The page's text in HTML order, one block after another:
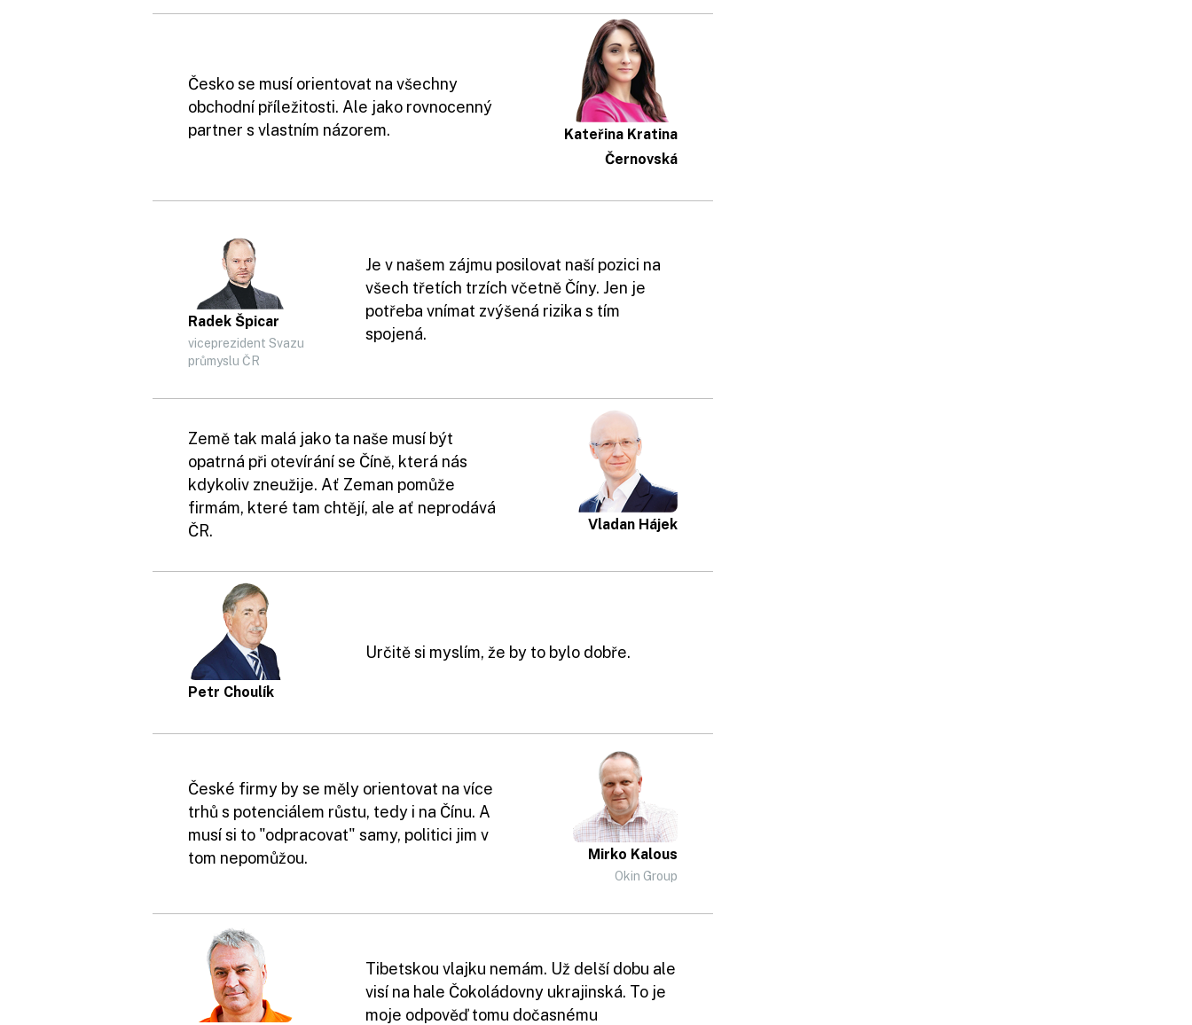
Kateřina Kratina
Černovská
Česko se musí orientovat na všechny
obchodní příležitosti. Ale jako rovnocenný
partner s vlastním názorem.
Radek Špicar
viceprezident Svazu
průmyslu ČR
Je v našem zájmu posilovat naší pozici na
všech třetích trzích včetně Číny. Jen je
potřeba vnímat zvýšená rizika s tím
spojená.
Vladan Hájek
Země tak malá jako ta naše musí být
opatrná při otevírání se Číně, která nás
kdykoliv zneužije. Ať Zeman pomůže
firmám, které tam chtějí, ale ať neprodává
ČR.
Petr Choulík
Určitě si myslím, že by to bylo dobře.
Mirko Kalous
Okin Group
České firmy by se měly orientovat na více
trhů s potenciálem růstu, tedy i na Čínu. A
musí si to "odpracovat" samy, politici jim v
tom nepomůžou.
Tibetskou vlajku nemám. Už delší dobu ale
visí na hale Čokoládovny ukrajinská. To je
moje odpověď tomu dočasnému